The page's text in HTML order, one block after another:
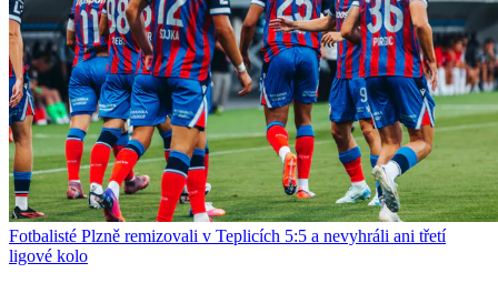
Fotbalisté Plzně remizovali v Teplicích 5:5 a nevyhráli ani třetí
ligové kolo